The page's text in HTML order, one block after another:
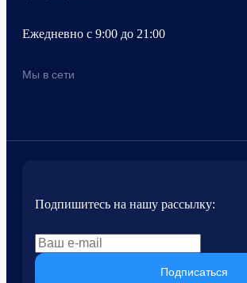
Ежедневно с 9:00 до 21:00
Мы в сети
Подпишитесь на нашу рассылку:
Подписаться